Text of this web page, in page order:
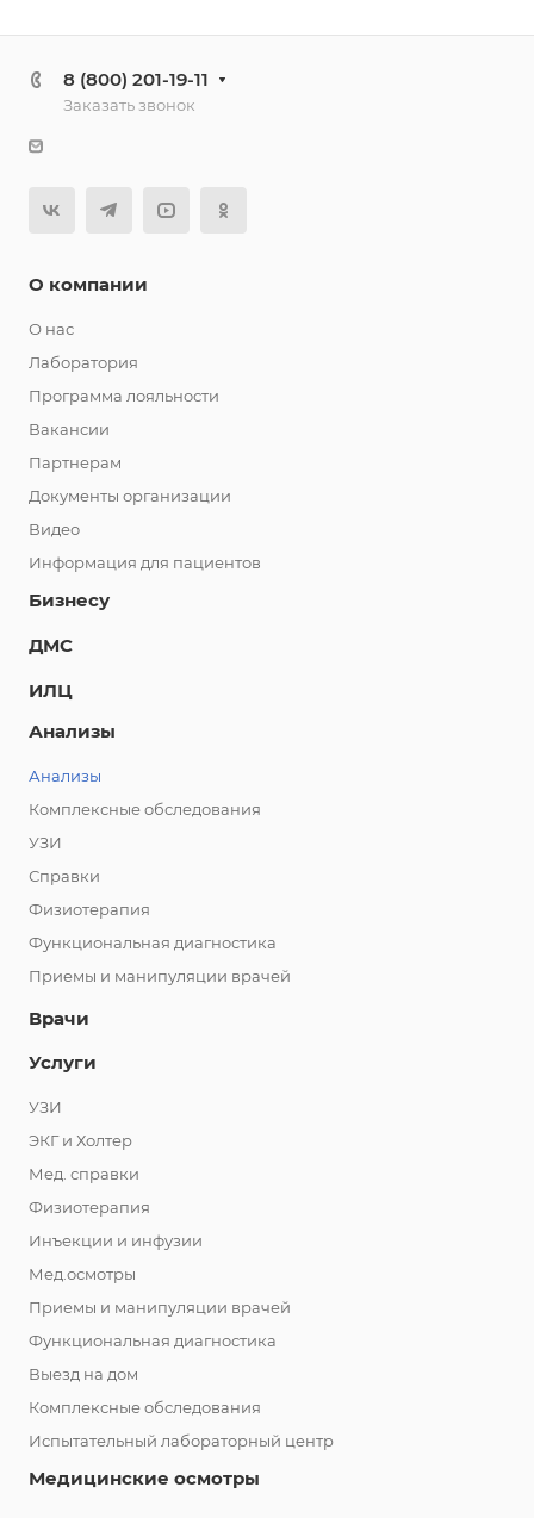
8 (800) 201-19-11
Заказать звонок
О компании
О нас
Лаборатория
Программа лояльности
Вакансии
Партнерам
Документы организации
Видео
Информация для пациентов
Бизнесу
ДМС
ИЛЦ
Анализы
Анализы
Комплексные обследования
УЗИ
Справки
Физиотерапия
Функциональная диагностика
Приемы и манипуляции врачей
Врачи
Услуги
УЗИ
ЭКГ и Холтер
Мед. справки
Физиотерапия
Инъекции и инфузии
Мед.осмотры
Приемы и манипуляции врачей
Функциональная диагностика
Выезд на дом
Комплексные обследования
Испытательный лабораторный центр
Медицинские осмотры